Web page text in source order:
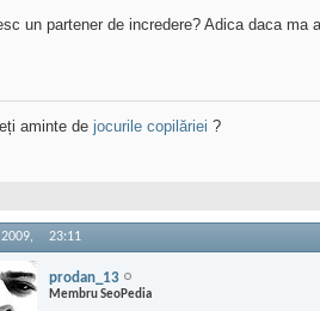
un partener de incredere? Adica daca
aminte de jocurile copilăriei ?
23:11
prodan_13
Membru SeoPedia